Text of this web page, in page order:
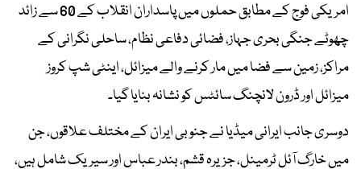
امریکی فوج کے مطابق حملوں میں پاسداران انقلاب کے 60 سے زائد
چھوٹے جنگی بحری جہاز، فضائی دفاعی نظام، ساحلی نگرانی کے
مراکز، زمین سے فضا میں مار کرنے والے میزائل، اینٹی شپ کروز
میزائل اور ڈرون لانچنگ سائٹس کو نشانہ بنایا گیا۔
دوسری جانب ایرانی میڈیا نے جنوبی ایران کے مختلف علاقوں، جن
میں خارگ آئل ٹرمینل، جزیرہ قشم، بندر عباس اور سیریک شامل ہیں،